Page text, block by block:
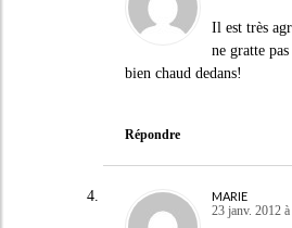
Il est très
ne gratte
bien chaud dedans!
Répondre
MARIE
23 janv. 2012